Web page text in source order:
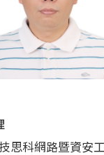
思科網路暨資安